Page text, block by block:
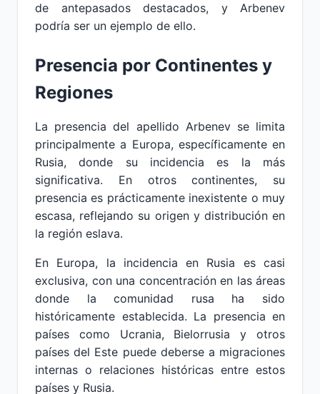
de antepasados destacados, y Arbenev
podría ser un ejemplo de ello.
Presencia por Continentes y
Regiones
La presencia del apellido Arbenev se limita
principalmente a Europa, específicamente en
Rusia, donde su incidencia es la más
significativa. En otros continentes, su
presencia es prácticamente inexistente o muy
escasa, reflejando su origen y distribución en
la región eslava.
En Europa, la incidencia en Rusia es casi
exclusiva, con una concentración en las áreas
donde la comunidad rusa ha sido
históricamente establecida. La presencia en
países como Ucrania, Bielorrusia y otros
países del Este puede deberse a migraciones
internas o relaciones históricas entre estos
países y Rusia.